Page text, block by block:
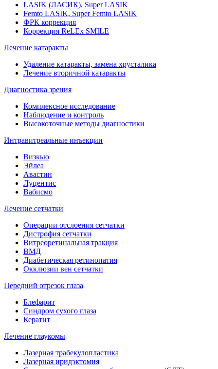
LASIK (ЛАСИК), Super LASIK
Femto LASIK, Super Femto LASIK
ФРК коррекция
Коррекция ReLEx SMILE
Лечение катаракты
Удаление катаракты, замена хрусталика
Лечение вторичной катаракты
Диагностика зрения
Комплексное исследование
Наблюдение и контроль
Высокоточные методы диагностики
Интравитреальные инъекции
Визкью
Эйлеа
Авастин
Луцентис
Вабисмо
Лечение сетчатки
Операции отслоения сетчатки
Дистрофия сетчатки
Витреоретинальная тракция
ВМД
Диабетическая ретинопатия
Окклюзии вен сетчатки
Передний отрезок глаза
Блефарит
Синдром сухого глаза
Кератит
Лечение глаукомы
Лазерная трабекулопластика
Лазерная иридэктомия